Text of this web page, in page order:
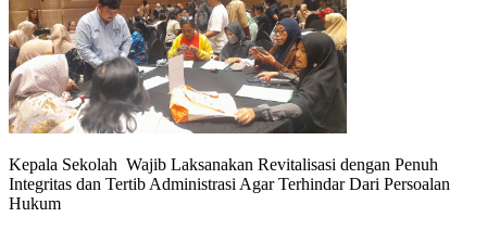
Kepala Sekolah Wajib Laksanakan Revitalisasi dengan Penuh
Integritas dan Tertib Administrasi Agar Terhindar Dari Persoalan
Hukum